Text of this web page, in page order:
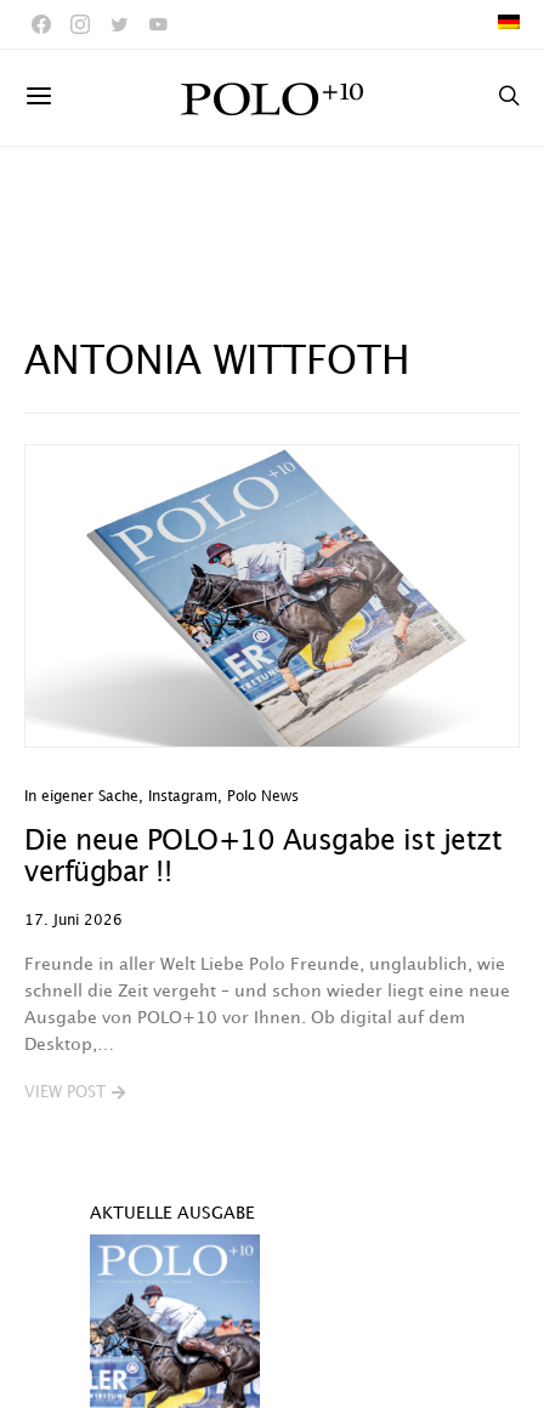
ANTONIA WITTFOTH
In eigener Sache Instagram Polo News
Die neue POLO+10 Ausgabe ist jetzt
verfügbar !!
17. Juni 2026
Freunde in aller Welt Liebe Polo Freunde, unglaublich, wie
schnell die Zeit vergeht – und schon wieder liegt eine neue
Ausgabe von POLO+10 vor Ihnen. Ob digital auf dem
Desktop,…
VIEW POST
AKTUELLE AUSGABE